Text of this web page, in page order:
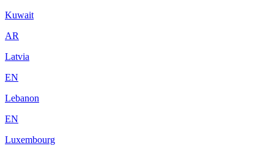
Kuwait
AR
Latvia
EN
Lebanon
EN
Luxembourg